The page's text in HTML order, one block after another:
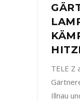
TELE Z
Illnau